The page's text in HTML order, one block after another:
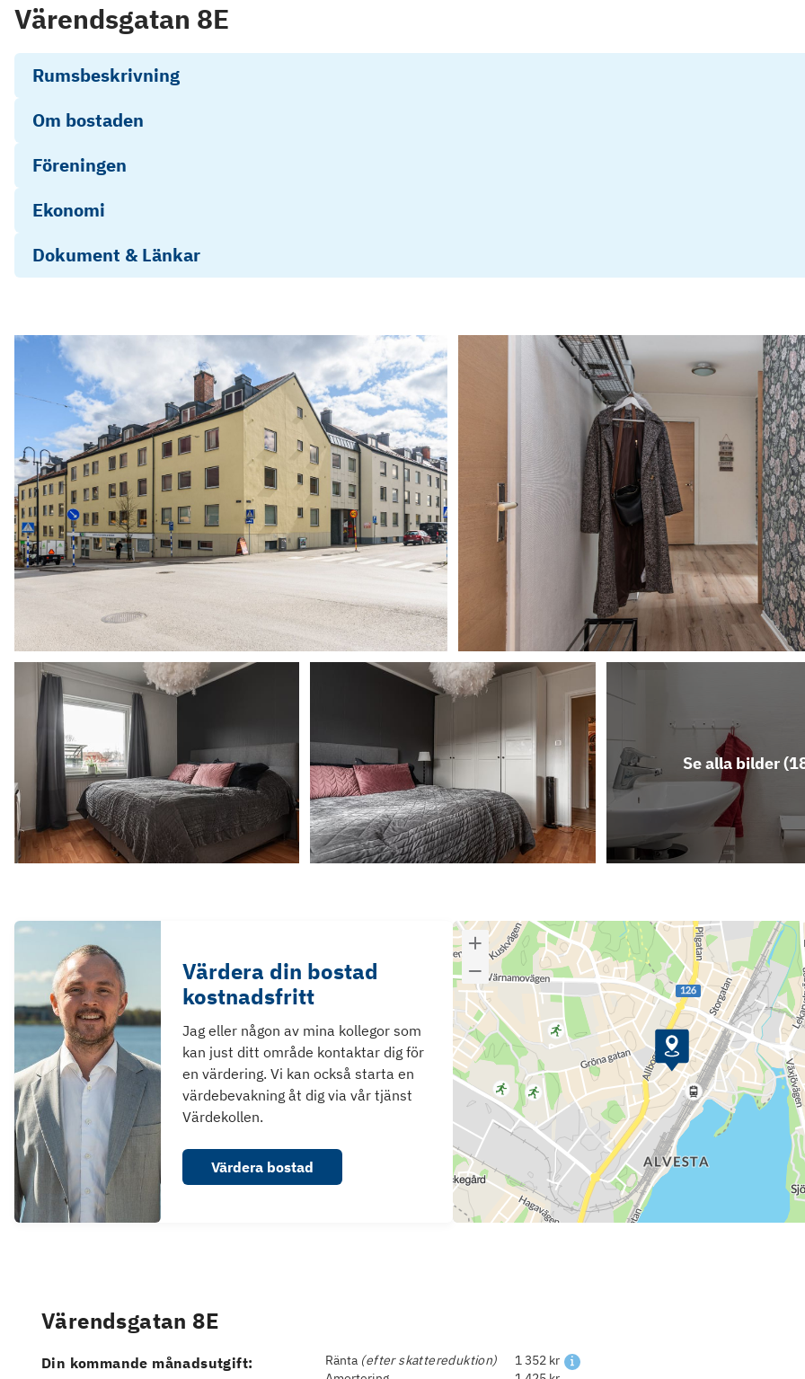
Värendsgatan 8E
Rumsbeskrivning
Om bostaden
Föreningen
Ekonomi
Dokument & Länkar
Energideklaration Årsredovisning 2024
Se alla bilder (
Värdera din bostad
kostnadsfritt
Jag eller någon av mina kollegor som
kan just ditt område kontaktar dig för
en värdering. Vi kan också starta en
värdebevakning åt dig via vår tjänst
Värdekollen.
Värdera bostad
Värendsgatan 8E
Din kommande månadsutgift: Ränta (efter skattereduktion)
1 352 kr